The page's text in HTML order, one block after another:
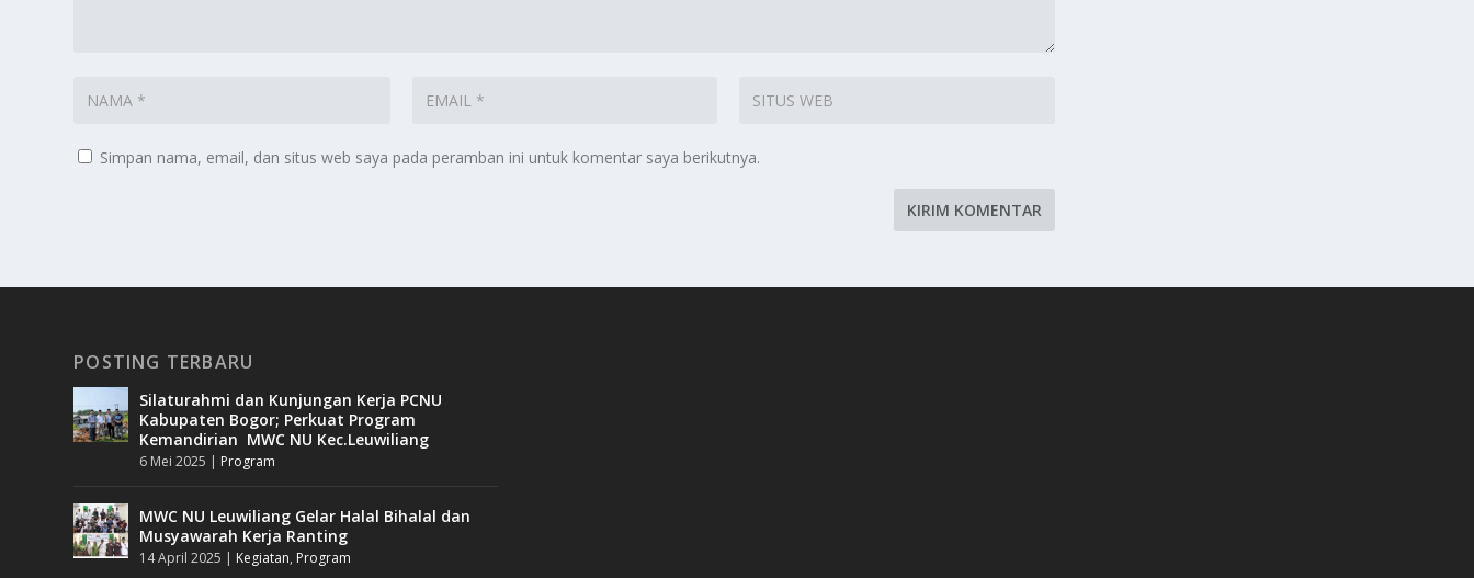
Simpan nama, email, dan situs web saya pada peramban ini untuk komentar saya berikutnya.
POSTING TERBARU
Silaturahmi dan Kunjungan Kerja PCNU
Kabupaten Bogor; Perkuat Program
Kemandirian MWC NU Kec.Leuwiliang
6 Mei 2025 | Program
MWC NU Leuwiliang Gelar Halal Bihalal dan
Musyawarah Kerja Ranting
14 April 2025 | Kegiatan, Program